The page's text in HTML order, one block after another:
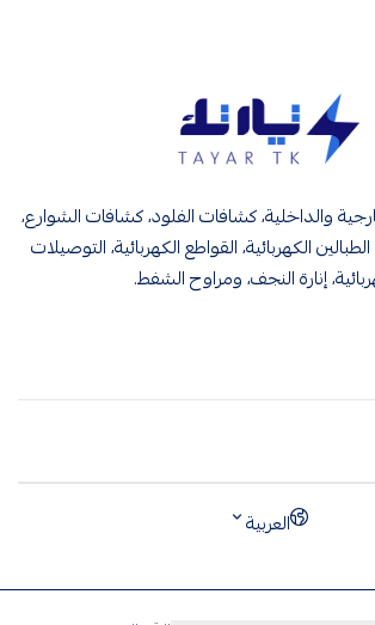
والداخلية، كشافات الفلود، كشافات الشوارع،
الكهربائية، القواطع الكهربائية، التوصيلات
إنارة النجف، ومراوح الشفط.
العربية